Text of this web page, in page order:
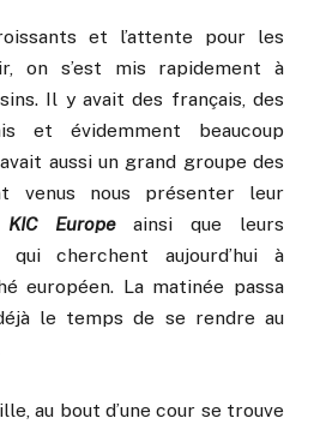
et l’attente pour les
on s’est mis rapidement à
Il y avait des français, des
et évidemment beaucoup
aussi un grand groupe des
venus nous présenter leur
KIC Europeainsi que leurs
cherchent aujourd’hui à
européen. La matinée passa
le temps de se rendre au
au bout d’une cour se trouve